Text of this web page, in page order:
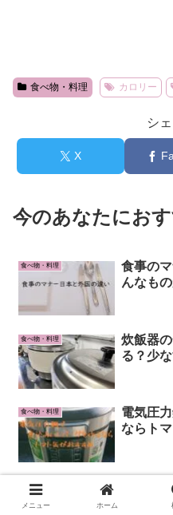
食べ物・料理 カロリー
シ
X
今のあなたにお
食べ物・料理
食事の
んなも
食べ物・料理
炊飯器
る？少
食べ物・料理
電気圧
ならト
食べ物・料理
ケーキ
ゃない
メニュー ホーム